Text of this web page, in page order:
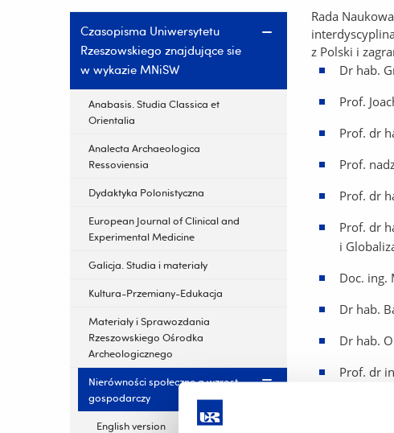
treści
Czasopisma Uniwersytetu
Rzeszowskiego znajdujące sie
w wykazie MNiSW
Anabasis. Studia Classica et
Orientalia
Analecta Archaeologica
Ressoviensia
Dydaktyka Polonistyczna
European Journal of Clinical and
Experimental Medicine
Galicja. Studia i materiały
Kultura-Przemiany-Edukacja
Materiały i Sprawozdania
Rzeszowskiego Ośrodka
Archeologicznego
Nierówności społeczne a wzrost
gospodarczy
English version
Rada
z Polski i
Dr hab.
Prof.
Prof. dr
Prof.
Prof. dr
Prof. dr
i
Doc. ing.
Dr hab.
Dr hab.
Prof. dr